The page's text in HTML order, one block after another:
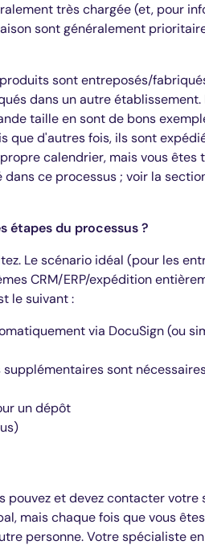
très chargée (et, pour
sont généralement
sont entreposés/
dans un autre établissement.
taille en sont de bons
d'autres fois, ils sont
calendrier, mais vous êtes
ce processus ; voir la
étapes du processus ?
Le scénario idéal (pour les
CRM/ERP/expédition
le suivant :
via DocuSign (ou
sont
un dépôt
pouvez et devez contacter votre
mais chaque fois que vous
personne. Votre spécialiste